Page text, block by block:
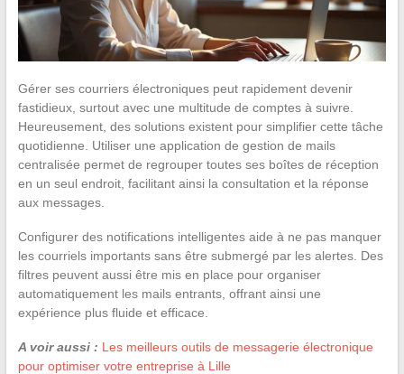
Gérer ses courriers électroniques peut rapidement devenir
fastidieux, surtout avec une multitude de comptes à suivre.
Heureusement, des solutions existent pour simplifier cette tâche
quotidienne. Utiliser une application de gestion de mails
centralisée permet de regrouper toutes ses boîtes de réception
en un seul endroit, facilitant ainsi la consultation et la réponse
aux messages.
Configurer des notifications intelligentes aide à ne pas manquer
les courriels importants sans être submergé par les alertes. Des
filtres peuvent aussi être mis en place pour organiser
automatiquement les mails entrants, offrant ainsi une
expérience plus fluide et efficace.
A voir aussi : Les meilleurs outils de messagerie électronique
pour optimiser votre entreprise à Lille